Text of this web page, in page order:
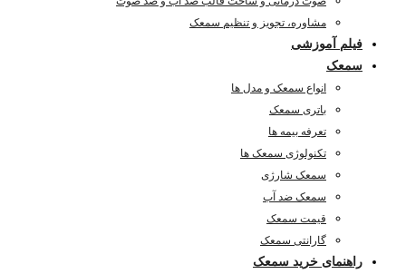
مشاوره، تجویز و تنظیم سمعک
فیلم آموزشی
سمعک
انواع سمعک و مدل ها
باتری سمعک
تعرفه بیمه ها
تکنولوژی سمعک ها
سمعک شارژی
سمعک ضد آب
قیمت سمعک
گارانتی سمعک
راهنمای خرید سمعک